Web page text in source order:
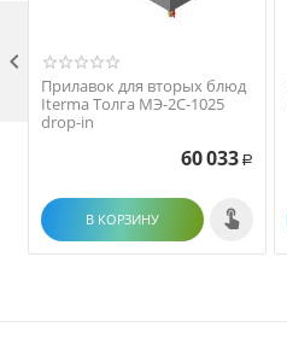
Прилавок для вторых блюд
Iterma Толга МЭ-2С-1025
drop-in
60 033 Р
В КОРЗИНУ
